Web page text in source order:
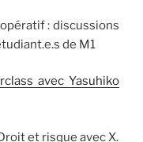
: discussions
de M1
avec Yasuhiko
et risque avec X.